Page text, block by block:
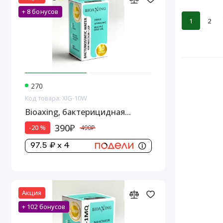
+ 8 бонусов
270
Код товара: XIG-10W
Bioaxing, бактерицидная
вода,1 стеклянный флакон, 10
мл
-20 % 390₽ 490₽
97.5 ₽ x 4
Акция
+ 102 бонусов
1 2